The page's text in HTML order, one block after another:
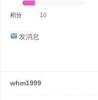
积分 10
发消息
whm1999